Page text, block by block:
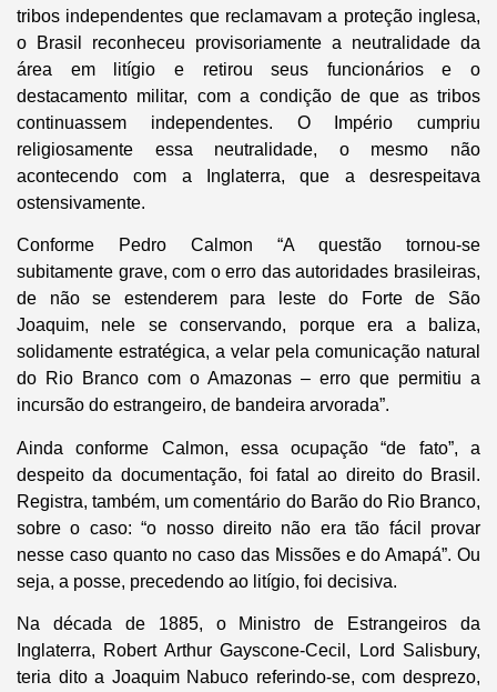
tribos independentes que reclamavam a proteção inglesa,
o Brasil reconheceu provisoriamente a neutralidade da
área em litígio e retirou seus funcionários e o
destacamento militar, com a condição de que as tribos
continuassem independentes. O Império cumpriu
religiosamente essa neutralidade, o mesmo não
acontecendo com a Inglaterra, que a desrespeitava
ostensivamente.
Conforme Pedro Calmon “A questão tornou-se
subitamente grave, com o erro das autoridades brasileiras,
de não se estenderem para leste do Forte de São
Joaquim, nele se conservando, porque era a baliza,
solidamente estratégica, a velar pela comunicação natural
do Rio Branco com o Amazonas – erro que permitiu a
incursão do estrangeiro, de bandeira arvorada”.
Ainda conforme Calmon, essa ocupação “de fato”, a
despeito da documentação, foi fatal ao direito do Brasil.
Registra, também, um comentário do Barão do Rio Branco,
sobre o caso: “o nosso direito não era tão fácil provar
nesse caso quanto no caso das Missões e do Amapá”. Ou
seja, a posse, precedendo ao litígio, foi decisiva.
Na década de 1885, o Ministro de Estrangeiros da
Inglaterra, Robert Arthur Gayscone-Cecil, Lord Salisbury,
teria dito a Joaquim Nabuco referindo-se, com desprezo,